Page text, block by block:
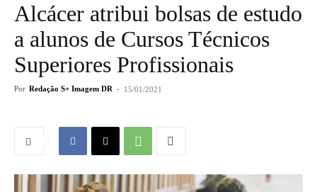
Alcácer atribui bolsas de estudo
a alunos de Cursos Técnicos
Superiores Profissionais
Por Redação S+ Imagem DR - 15/01/2021